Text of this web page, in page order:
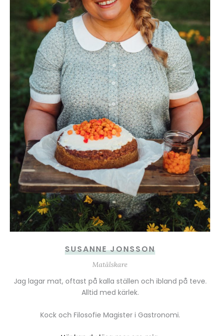
SUSANNE JONSSON
Matälskare
Jag lagar mat, oftast på kalla ställen och ibland på teve.
Alltid med kärlek.
Kock och Filosofie Magister i Gastronomi.